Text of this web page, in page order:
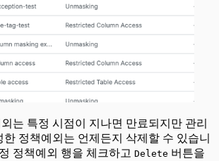
는 특정 시점이 지나면 만료되지만 관리
정책예외는 언제든지 삭제할 수 있습니
정책예외 행을 체크하고 Delete 버튼을